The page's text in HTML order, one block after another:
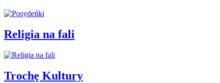
Religia na fali
Trochę Kultury